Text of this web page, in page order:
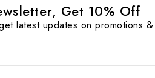
Get 10% Off
latest updates on promotions